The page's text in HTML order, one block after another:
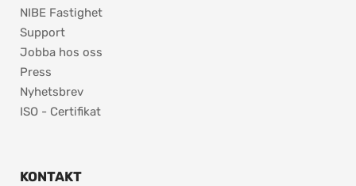
NIBE Fastighet
Support
Jobba hos oss
Press
Nyhetsbrev
ISO - Certifikat
KONTAKT